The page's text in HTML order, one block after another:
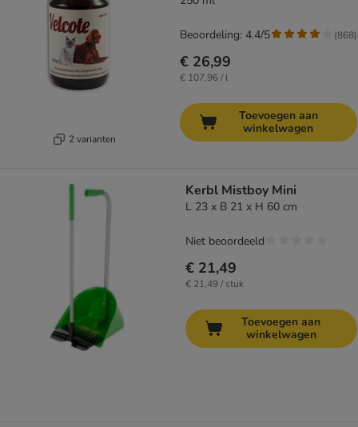
2 varianten
€ 26,99
€ 107,96 / l
Beoordeling: 4.4/5 (868)
Toevoegen aan
winkelwagen
Kerbl Mistboy Mini
L 23 x B 21 x H 60 cm
€ 21,49
€ 21,49 / stuk
Niet beoordeeld
Toevoegen aan
winkelwagen